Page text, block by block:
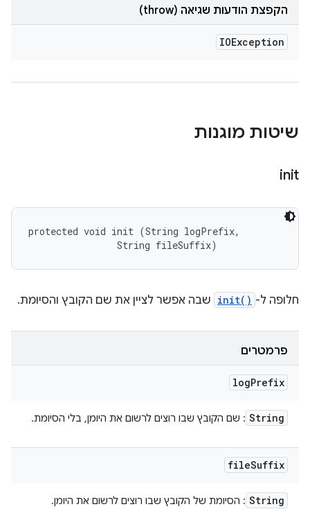
הקפצת הודעות שגיאה (throw)
IOException
שיטות מוגנות
init
protected void init (String logPrefix,
                String fileSuffix)
חלופה ל- init() שבה אפשר לציין את שם הקובץ והסיומת.
פרמטרים
logPrefix
String : שם הקובץ שבו רוצים לרשום את היומן, בלי הסיומת.
fileSuffix
String : הסיומת של הקובץ שבו רוצים לרשום את היומן.